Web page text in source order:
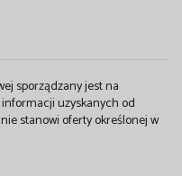
sporządzany jest na
uzyskanych od
stanowi oferty określonej w